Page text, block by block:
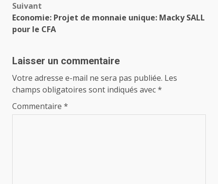
Suivant
Economie: Projet de monnaie unique: Macky SALL
pour le CFA
Laisser un commentaire
Votre adresse e-mail ne sera pas publiée. Les
champs obligatoires sont indiqués avec*
Commentaire *